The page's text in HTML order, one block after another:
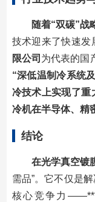
随着“双碳”战
技术迎来了快速发
限公司 为代表的国
“深低温制冷系统
冷技术上实现了重
冷机在半导体、精
结论
在光学真空镀
需品”。它不仅是
核心竞争力